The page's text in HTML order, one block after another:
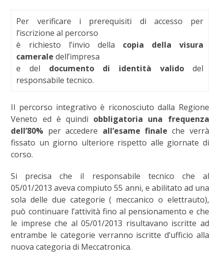
Per verificare i prerequisiti di accesso per
l’iscrizione al percorso
è richiesto l’invio della copia della visura
camerale dell’impresa
e del documento di identità validodel
responsabile tecnico.
Il percorso integrativo è riconosciuto dalla Regione
Veneto ed è quindi obbligatoria una frequenza
dell’80% per accedere all’esame finale che verrà
fissato un giorno ulteriore rispetto alle giornate di
corso.
Si precisa che il responsabile tecnico che al
05/01/2013 aveva compiuto 55 anni, e abilitato ad una
sola delle due categorie ( meccanico o elettrauto),
può continuare l’attività fino al pensionamento e che
le imprese che al 05/01/2013 risultavano iscritte ad
entrambe le categorie verranno iscritte d’ufficio alla
nuova categoria di Meccatronica.